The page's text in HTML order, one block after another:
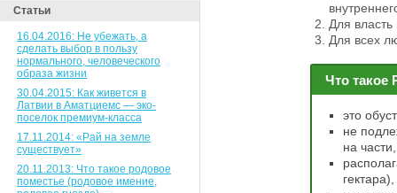
Статьи
16.04.2016: Не убежать, а
сделать выбор в пользу
нормального, человеческого
образа жизни
30.04.2015: Как живется в
Латвии в Аматциемс — эко-
поселок премиум-класса
17.11.2014: «Рай на земле
существует»
20.11.2013: Что такое родовое
поместье (родовое имение,
Для власть
Для всех
Что такое
это
не
на части,
гектара),